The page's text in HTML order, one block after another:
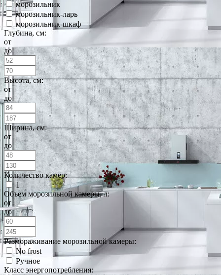
морозильник
морозильник-ларь
морозильник-шкаф
Глубина, см:
от
до
Высота, см:
от
до
Ширина, см:
от
до
Количество камер:
1
Объем морозильной камеры, л:
от
до
Размораживание морозильной камеры:
No frost
Ручное
Класс энергопотребления: